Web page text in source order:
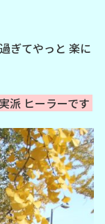
ぎてやっと 楽に
派 ヒーラーです